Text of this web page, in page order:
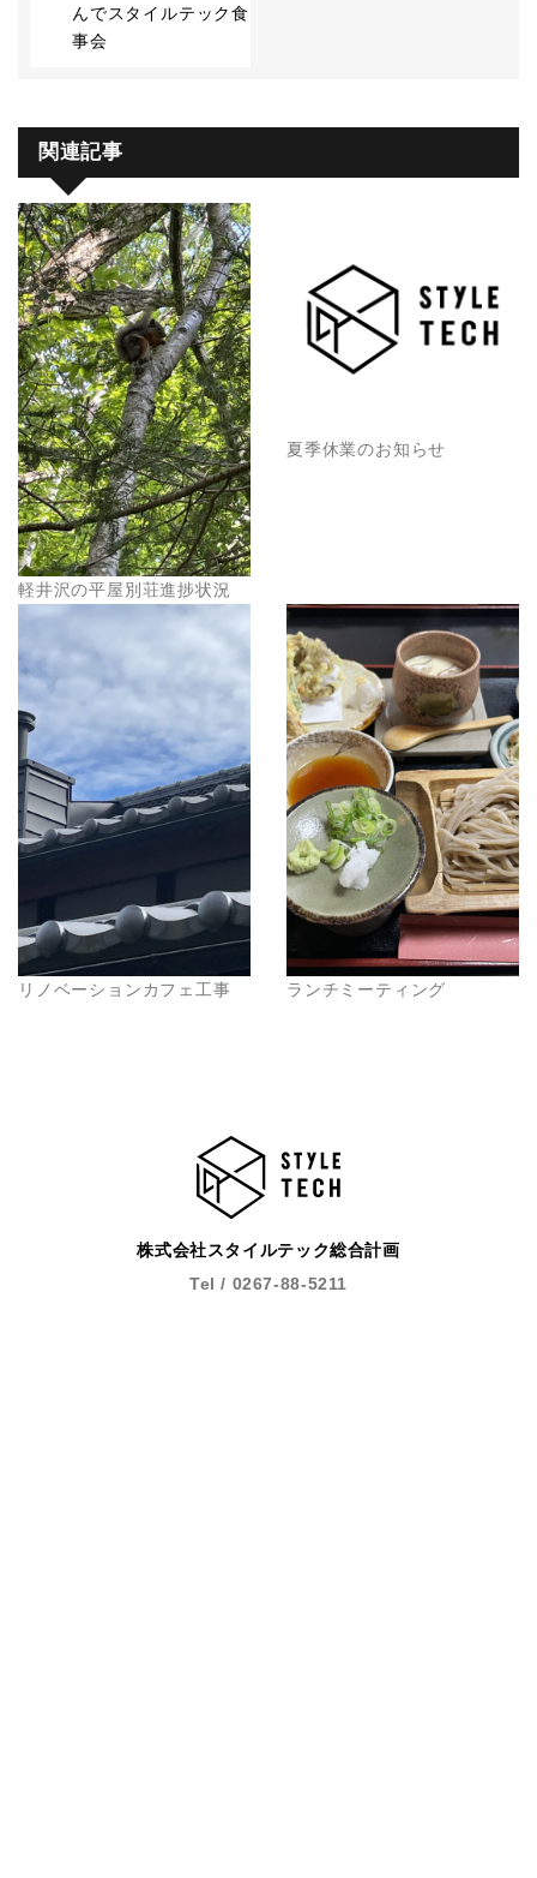
んでスタイルテック食
事会
関連記事
軽井沢の平屋別荘進捗状況
夏季休業のお知らせ
リノベーションカフェ工事 ランチミーティング
株式会社スタイルテック総合計画
Tel / 0267-88-5211